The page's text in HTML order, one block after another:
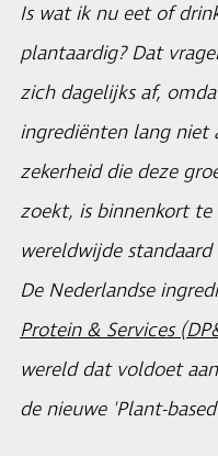
Is wat ik nu eet of
plantaardig? Dat
zich dagelijks af,
ingrediënten lang niet
zekerheid die deze
zoekt, is binnenkort
wereldwijde
De Nederlandse
Protein & Services
wereld dat voldoet
de nieuwe 'Plant-